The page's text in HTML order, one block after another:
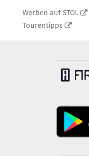
Werben auf STOL
Tourentipps